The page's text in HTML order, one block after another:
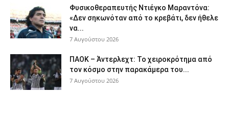
Φυσικοθεραπευτής Ντιέγκο Μαραντόνα:
«Δεν σηκωνόταν από το κρεβάτι, δεν ήθελε
να...
7 Αυγούστου 2026
ΠΑΟΚ – Άντερλεχτ: Το χειροκρότημα από
τον κόσμο στην παρακάμερα του...
7 Αυγούστου 2026